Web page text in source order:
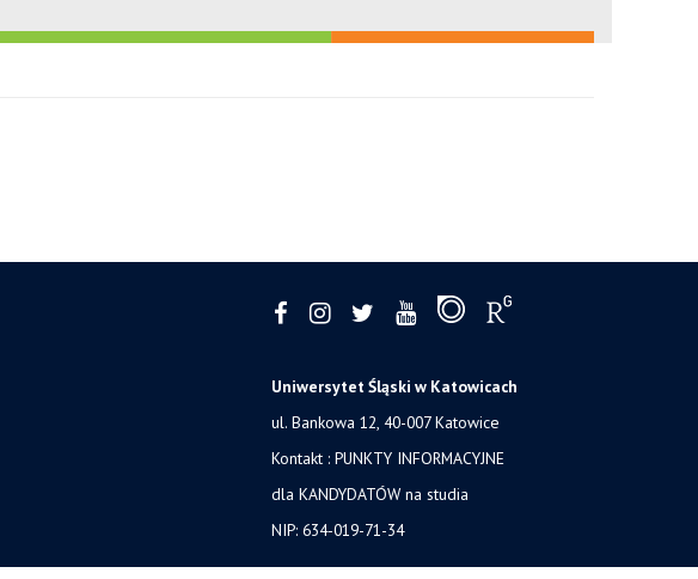
Uniwersytet Śląski w Katowicach
ul. Bankowa 12, 40-007 Katowice
Kontakt : PUNKTY INFORMACYJNE
dla KANDYDATÓW na studia
NIP: 634-019-71-34